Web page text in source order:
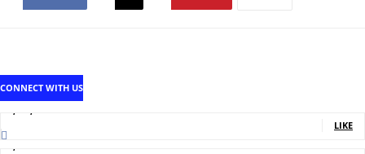
CONNECT WITH US
LIKE